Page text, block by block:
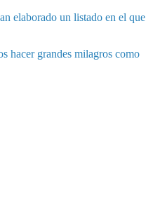
elaborado un listado en el que
hacer grandes milagros como